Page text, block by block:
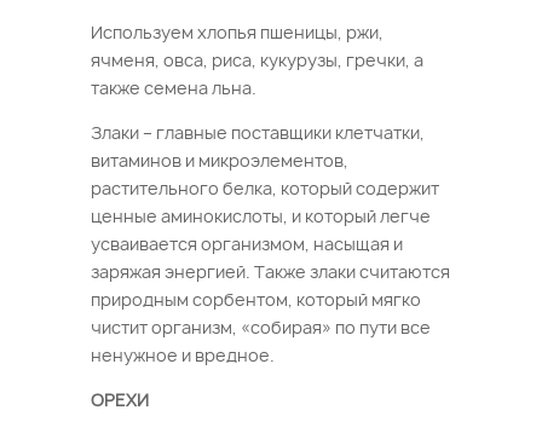
Используем хлопья пшеницы, ржи,
ячменя, овса, риса, кукурузы, гречки, а
также семена льна.
Злаки – главные поставщики клетчатки,
витаминов и микроэлементов,
растительного белка, который содержит
ценные аминокислоты, и который легче
усваивается организмом, насыщая и
заряжая энергией. Также злаки считаются
природным сорбентом, который мягко
чистит организм, «собирая» по пути все
ненужное и вредное.
ОРЕХИ